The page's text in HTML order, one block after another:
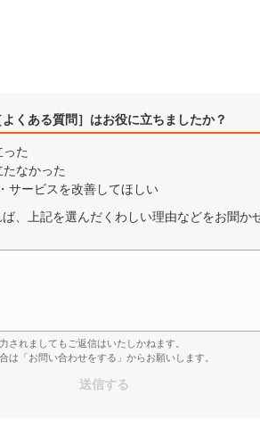
くある質問］はお役に立ちましたか？
った
たなかった
サービスを改善してほしい
ば、上記を選んだくわしい理由などをお聞か
されましてもご返信はいたしかねます。
は「お問い合わせをする」からお願いします。